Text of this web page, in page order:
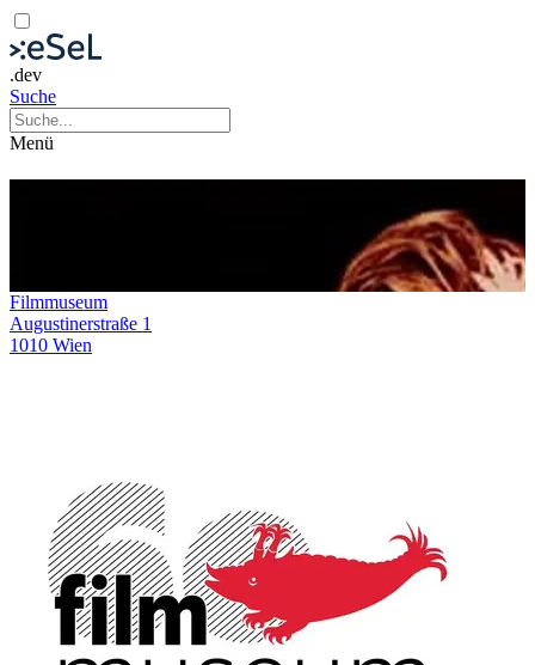
.dev
Suche
Menü
Filmmuseum
Augustinerstraße 1
1010 Wien